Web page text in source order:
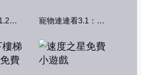
拳皇WingEx1.2雙人版 寵物連連看3.1：共享版